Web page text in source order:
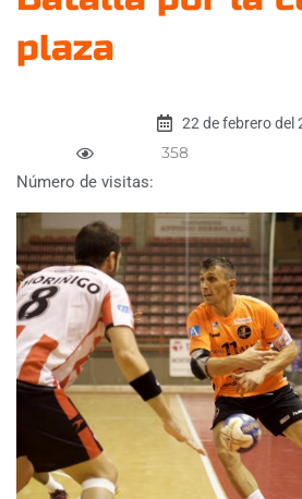
plaza
22 de febrero del
Número de visitas:
358